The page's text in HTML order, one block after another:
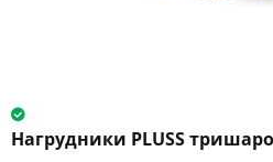
Нагрудники PLUSS